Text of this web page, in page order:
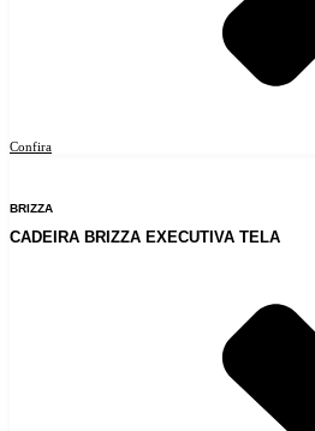
Confira
BRIZZA
CADEIRA BRIZZA EXECUTIVA TELA